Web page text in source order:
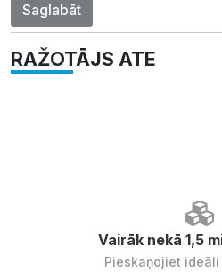
Saglabāt
RAŽOTĀJS ATE
Vairāk nekā 1,5
Pieskaņojiet